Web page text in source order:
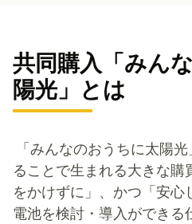
共同購入「みん
陽光」とは
「みんなのおうちに太陽
ることで生まれる大きな
をかけずに」、かつ「安
電池を検討・導入ができる